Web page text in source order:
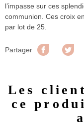
l’impasse sur ces
communion. Ces croix
par lot de 25.
Partager Partager
Les
ce